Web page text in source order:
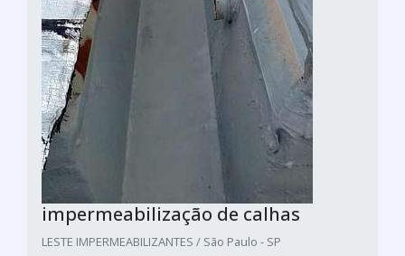
impermeabilização de calhas
LESTE IMPERMEABILIZANTES / São Paulo - SP